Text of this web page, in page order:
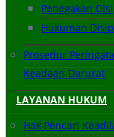
Penegakan
Hukuman
Prosedur
Keadaan Darurat
LAYANAN HUKUM
Hak Pencari